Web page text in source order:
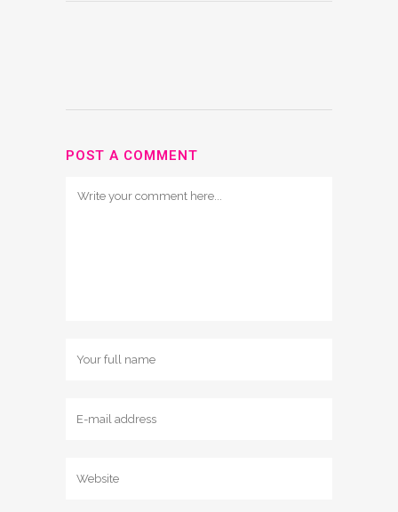
POST A COMMENT